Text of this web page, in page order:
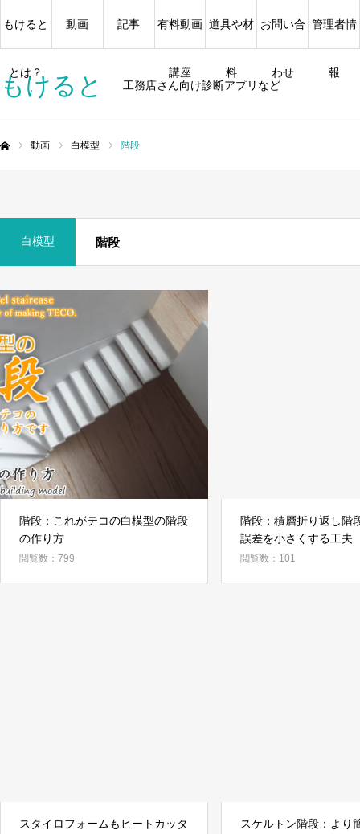
もけると 工務店さん向け診断アプリなど
もけると
とは？
動画 記事 有料動画
講座
道具や材
料
お問い合
わせ
管理者情
報
動画 白模型 階段
白模型 階段
階段：これがテコの白模型の階段
の作り方
閲覧数：799
階段：積層折り返し階
誤差を小さくする工夫
閲覧数：101
スタイロフォームもヒートカッタ
スケルトン階段：より